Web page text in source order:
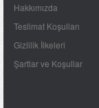
Hakkımızda
Teslimat Koşulları
Gizlilik İlkeleri
Şartlar ve Koşullar